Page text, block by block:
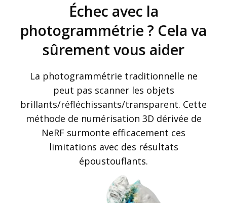
Échec avec la
photogrammétrie ? Cela va
sûrement vous aider
La photogrammétrie traditionnelle ne
peut pas scanner les objets
brillants/réfléchissants/transparent. Cette
méthode de numérisation 3D dérivée de
NeRF surmonte efficacement ces
limitations avec des résultats
époustouflants.